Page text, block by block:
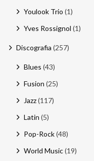
Youlook Trio (1)
Yves Rossignol (1)
Discografia (257)
Blues (43)
Fusion (25)
Jazz(117)
Latin (5)
Pop-Rock(48)
World Music(19)